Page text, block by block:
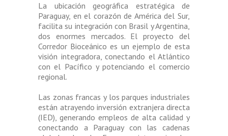
La ubicación geográfica estratégica de
Paraguay, en el corazón de América del Sur,
facilita su integración con Brasil y Argentina,
dos enormes mercados. El proyecto del
Corredor Bioceánico es un ejemplo de esta
visión integradora, conectando el Atlántico
con el Pacífico y potenciando el comercio
regional.
Las zonas francas y los parques industriales
están atrayendo inversión extranjera directa
(IED), generando empleos de alta calidad y
conectando a Paraguay con las cadenas